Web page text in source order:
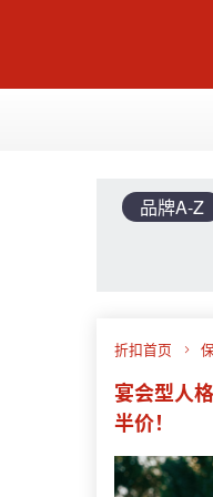
品牌A-Z
折扣首页
宴会型人
半价！